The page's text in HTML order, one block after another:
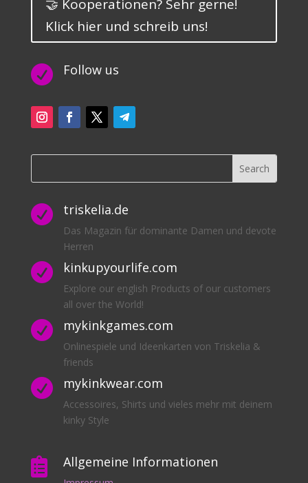
🤝 Kooperationen? Sehr gerne!
Klick hier und schreib uns!
 Follow us
 triskelia.de
Das Magazin für dominante Damen und devote
Herren
 kinkupyourlife.com
Explore our english Products of our customers
all over the World!
 mykinkgames.com
Onlinespiele und Ideenkarten von Triskelia &
friends
 mykinkwear.com
Accessoires, Shirts und vieles mehr mit deinem
kinky Style
 Allgemeine Informationen